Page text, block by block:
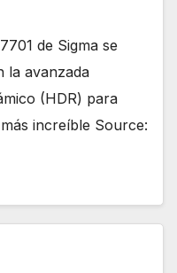
de Sigma se
la avanzada
(HDR) para
increíble Source: